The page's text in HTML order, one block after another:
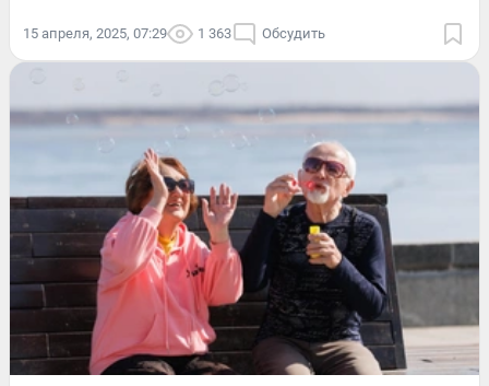
15 апреля, 2025, 07:29 1 363 Обсудить